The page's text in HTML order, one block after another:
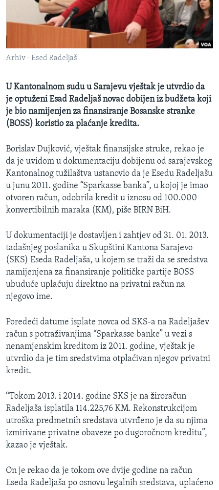
MAGAZIN
O GLASU AMERIKE
Learning English
Jezici
Arhiv - Esed Radeljaš
U Kantonalnom sudu u Sarajevu vještak je utvrdio da
je optuženi Esad Radeljaš novac dobijen iz budžeta koji
je bio namijenjen za finansiranje Bosanske stranke
(BOSS) koristio za plaćanje kredita.
Borislav Dujković, vještak finansijske struke, rekao je
da je uvidom u dokumentaciju dobijenu od sarajevskog
Kantonalnog tužilaštva ustanovio da je Esedu Radeljašu
u junu 2011. godine “Sparkasse banka”, u kojoj je imao
otvoren račun, odobrila kredit u iznosu od 100.000
konvertibilnih maraka (KM), piše BIRN BiH.
U dokumentaciji je dostavljen i zahtjev od 31. 01. 2013.
tadašnjeg poslanika u Skupštini Kantona Sarajevo
(SKS) Eseda Radeljaša, u kojem se traži da se sredstva
namijenjena za finansiranje političke partije BOSS
ubuduće uplaćuju direktno na privatni račun na
njegovo ime.
Poredeći datume isplate novca od SKS-a na Radeljašev
račun s potraživanjima “Sparkasse banke” u vezi s
nenamjenskim kreditom iz 2011. godine, vještak je
utvrdio da je tim sredstvima otplaćivan njegov privatni
kredit.
“Tokom 2013. i 2014. godine SKS je na žiroračun
Radeljaša isplatila 114.225,76 KM. Rekonstrukcijom
utroška predmetnih sredstava utvrđeno je da su njima
izmirivane privatne obaveze po dugoročnom kreditu”,
kazao je vještak.
On je rekao da je tokom ove dvije godine na račun
Eseda Radeljaša po osnovu legalnih sredstava, uplaćeno